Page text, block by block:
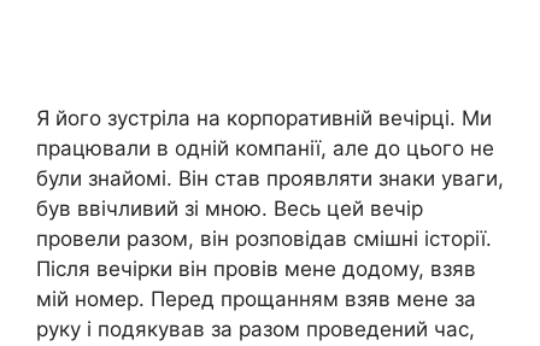
Я його зустріла на корпоративній вечірці. Ми
працювали в одній компанії, але до цього не
були знайомі. Він став проявляти знаки уваги,
був ввічливий зі мною. Весь цей вечір
провели разом, він розповідав смішні історії.
Після вечірки він провів мене додому, взяв
мій номер. Перед прощанням взяв мене за
руку і подякував за разом проведений час,